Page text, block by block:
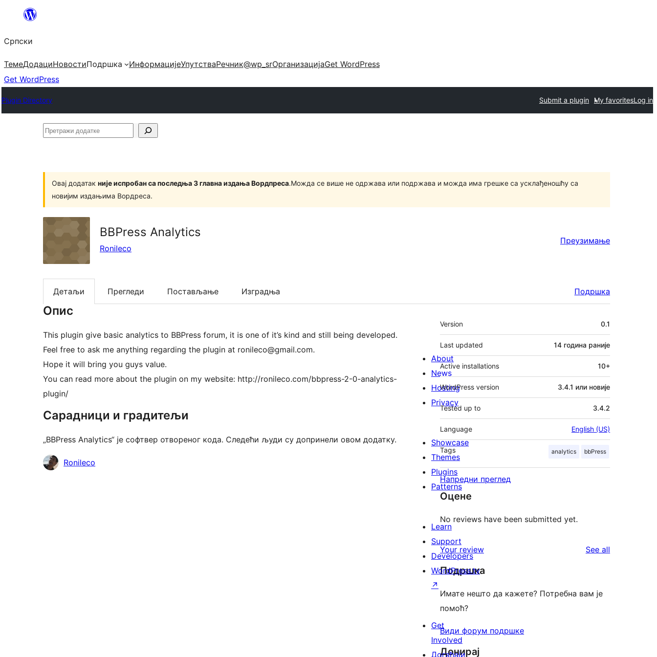
Скочи
садржај
Српски
ТемеДодациНовостиПодршка ИнформацијеУпутстваРечник@wp_srОрганизацијаGet WordPress
Get WordPress
Plugin Directory Submit a plugin My favoritesLog in
Претражи
Овај додатак није испробан са последња 3 главна издања Вордпреса.Можда се више не одржава или подржава и можда има грешке са усклађеношћу са
новијим издањима Вордреса.
BBPress Analytics
Ronileco
Преузимање
Детаљи Прегледи Постављање Изградња Подршка
Опис
This plugin give basic analytics to BBPress forum, it is one of it’s kind and still being developed.
Feel free to ask me anything regarding the plugin at ronileco@gmail.com.
Hope it will bring you guys value.
You can read more about the plugin on my website: http://ronileco.com/bbpress-2-0-analytics-
plugin/
Сарадници и градитељи
„BBPress Analytics“ је софтвер отвореног кода. Следећи људи су допринели овом додатку.
Сарадници
Ronileco
Мета
Version 0.1
Last updated 14 година раније
Active installations 10+
WordPress version 3.4.1 или новије
Tested up to 3.4.2
Language English (US)
Tags analytics bbPress
Напредни преглед
Оцене
No reviews have been submitted yet.
Your review See all
Подршка
Имате нешто да кажете? Потребна вам је
помоћ?
Види форум подршке
Донирај
About
News
Hosting
Privacy
Showcase
Themes
Plugins
Patterns
Learn
Support
Developers
WordPress.tv
↗
Get
Involved
Догађаји